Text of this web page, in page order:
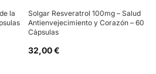
la
Solgar Resveratrol 100mg – Salud
Antienvejecimiento y Corazón – 60
Cápsulas
32,00 €